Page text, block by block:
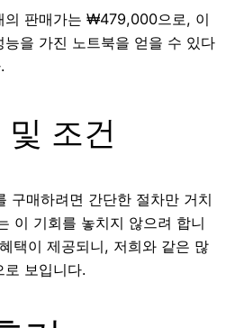
의 판매가는 ₩479,000으로, 이
을 가진 노트북을 얻을 수 있다
조건
구매하려면 간단한 절차만 거치
이 기회를 놓치지 않으려 합니
택이 제공되니, 저희와 같은 많
보입니다.